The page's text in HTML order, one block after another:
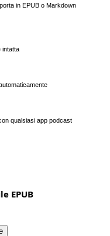
in EPUB o Markdown
intatta
qualsiasi app podcast
EPUB